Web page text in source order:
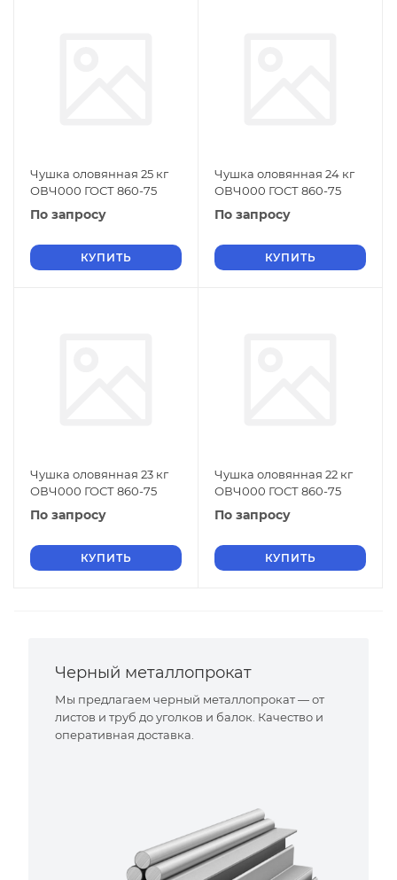
Чушка оловянная 25 кг
ОВЧ000 ГОСТ 860-75
По запросу
КУПИТЬ
Чушка оловянная 24 кг
ОВЧ000 ГОСТ 860-75
По запросу
КУПИТЬ
Чушка оловянная 23 кг
ОВЧ000 ГОСТ 860-75
По запросу
КУПИТЬ
Чушка оловянная 22 кг
ОВЧ000 ГОСТ 860-75
По запросу
КУПИТЬ
Черный металлопрокат
Мы предлагаем черный металлопрокат — от
листов и труб до уголков и балок. Качество и
оперативная доставка.